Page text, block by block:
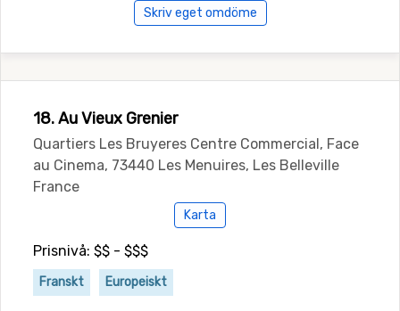
Skriv eget omdöme
18. Au Vieux Grenier
Quartiers Les Bruyeres Centre Commercial, Face
au Cinema, 73440 Les Menuires, Les Belleville
France
Karta
Prisnivå: $$ - $$$
Franskt Europeiskt